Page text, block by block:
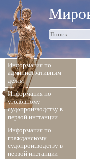
Информация по
административным
делам
Информация по
уголовному
судопроизводству в
первой инстанции
Информация по
гражданскому
судопроизводству в
первой инстанции